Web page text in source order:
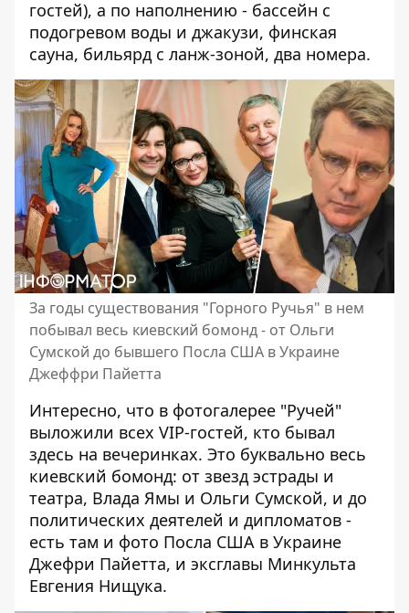
гостей), а по наполнению - бассейн с
подогревом воды и джакузи, финская
сауна, бильярд с ланж-зоной, два номера.
За годы существования "Горного Ручья" в нем
побывал весь киевский бомонд - от Ольги
Сумской до бывшего Посла США в Украине
Джеффри Пайетта
Интересно, что в фотогалерее "Ручей"
выложили всех VIP-гостей, кто бывал
здесь на вечеринках. Это буквально весь
киевский бомонд: от звезд эстрады и
театра, Влада Ямы и Ольги Сумской, и до
политических деятелей и дипломатов -
есть там и фото Посла США в Украине
Джефри Пайетта, и эксглавы Минкульта
Евгения Нищука.